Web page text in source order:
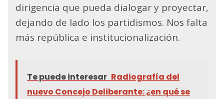
dirigencia que pueda dialogar y proyectar,
dejando de lado los partidismos. Nos falta
más república e institucionalización.
Te puede interesar Radiografía del
nuevo Concejo Deliberante: ¿en qué se